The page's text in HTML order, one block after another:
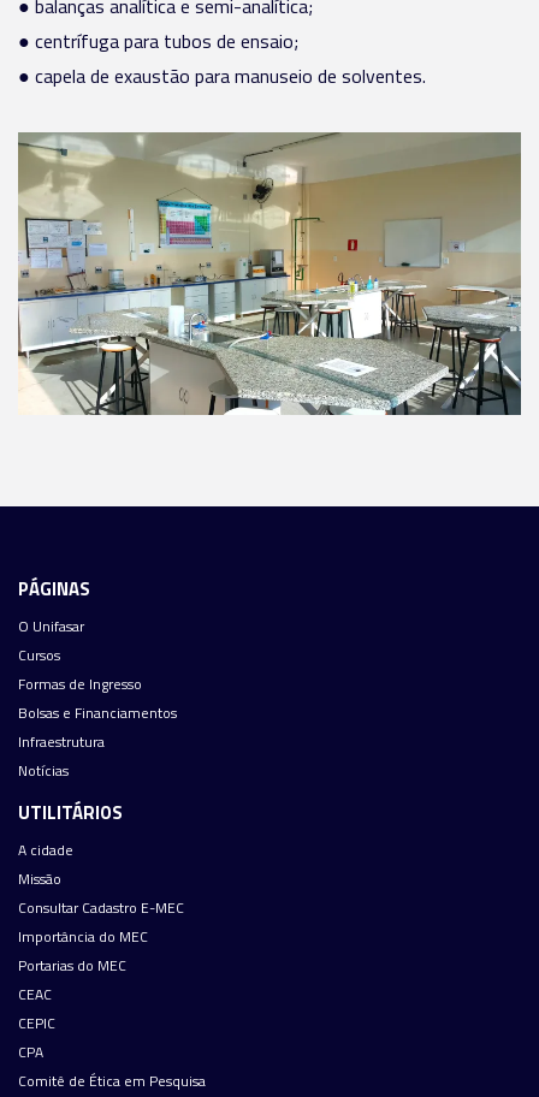
● balanças analítica e semi-analítica;
● centrífuga para tubos de ensaio;
● capela de exaustão para manuseio de solventes.
PÁGINAS
O Unifasar
Cursos
Formas de Ingresso
Bolsas e Financiamentos
Infraestrutura
Notícias
UTILITÁRIOS
A cidade
Missão
Consultar Cadastro E-MEC
Importância do MEC
Portarias do MEC
CEAC
CEPIC
CPA
Comitê de Ética em Pesquisa